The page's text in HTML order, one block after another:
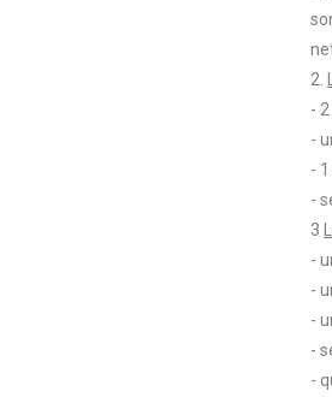
2.
-
-
-
-
3
-
-
-
-
-